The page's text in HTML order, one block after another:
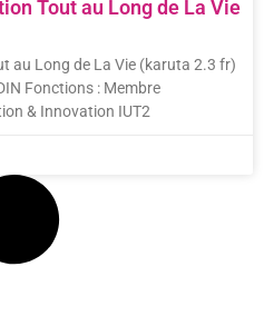
Tout au Long de La Vie
au Long de La Vie (karuta 2.3 fr)
Fonctions : Membre
& Innovation IUT2